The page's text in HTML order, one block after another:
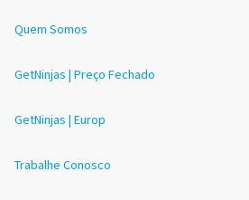
Quem Somos
GetNinjas | Preço Fechado
GetNinjas | Europ
Trabalhe Conosco